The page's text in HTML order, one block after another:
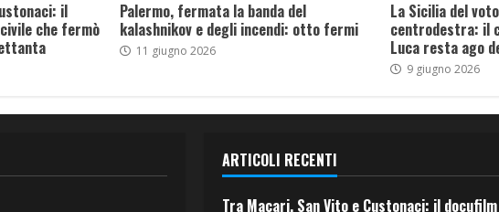
il
che fermò
Palermo, fermata la banda del
kalashnikov e degli incendi: otto fermi
11 giugno 2026
La Sicilia del
centrodestra: il
Luca resta ago
9 giugno 2026
ARTICOLI RECENTI
Tra Macari, San Vito e Custonaci: il